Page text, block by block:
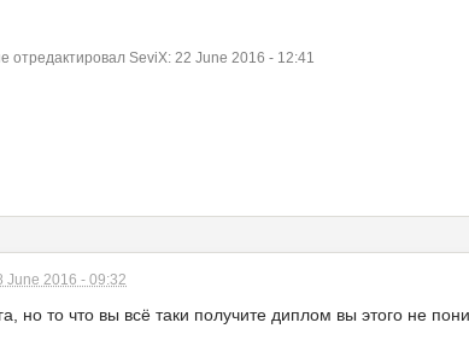
отредактировал SeviX: 22 June 2016 - 12:41
June 2016 - 09:32
но то что вы всё таки получите диплом вы этого не